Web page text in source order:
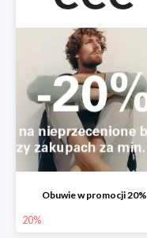
Obuwie w promocji 20%
20%